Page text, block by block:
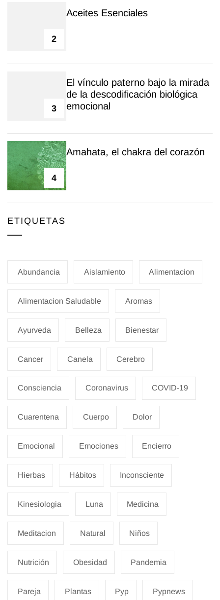
2
Aceites Esenciales
3
El vínculo paterno bajo la mirada
de la descodificación biológica
emocional
4
Amahata, el chakra del corazón
ETIQUETAS
Abundancia Aislamiento Alimentacion
Alimentacion Saludable Aromas
Ayurveda Belleza Bienestar
Cancer Canela Cerebro
Consciencia Coronavirus COVID-19
Cuarentena Cuerpo Dolor
Emocional Emociones Encierro
Hierbas Hábitos Inconsciente
Kinesiologia Luna Medicina
Meditacion Natural Niños
Nutrición Obesidad Pandemia
Pareja Plantas Pyp Pypnews